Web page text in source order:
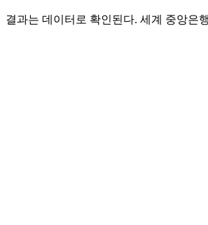
결과는 데이터로 확인된다. 세계 중앙은